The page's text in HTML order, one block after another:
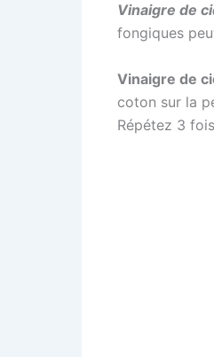
Vinaigre de
fongiques
Vinaigre de
coton sur la
Répétez 3